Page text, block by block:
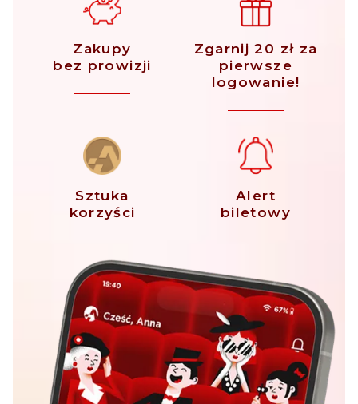
Zakupy
bez prowizji
Zgarnij 20 zł za
pierwsze
logowanie!
Sztuka
korzyści
Alert
biletowy